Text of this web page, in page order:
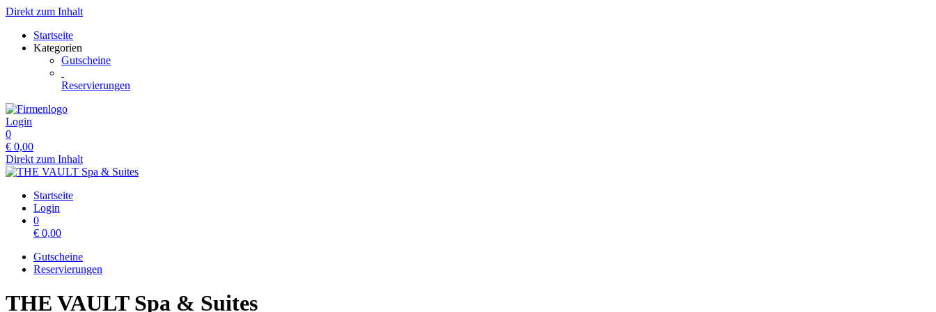
Direkt zum Inhalt
Startseite
Kategorien
Gutscheine
Reservierungen
Login
0
€ 0,00
Direkt zum Inhalt
Startseite
Login
0
€ 0,00
Gutscheine
Reservierungen
THE VAULT Spa & Suites